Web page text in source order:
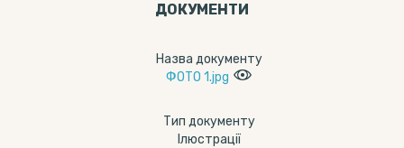
ДОКУМЕНТИ
Назва документу
ФОТО 1.jpg
Тип документу
Ілюстрації